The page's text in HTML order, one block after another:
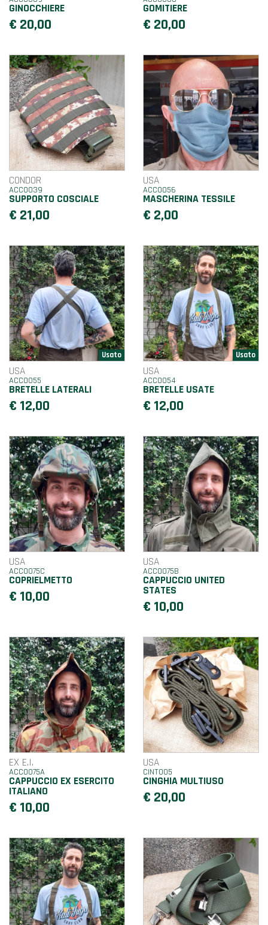
GINOCCHIERE
€ 20,00
GOMITIERE
€ 20,00
CONDOR
ACC0039
SUPPORTO COSCIALE
€ 21,00
USA
ACC0056
MASCHERINA TESSILE
€ 2,00
USA
ACC0055
BRETELLE LATERALI
€ 12,00
USA
ACC0054
BRETELLE USATE
€ 12,00
USA
ACC0075C
COPRIELMETTO
€ 10,00
USA
ACC0075B
CAPPUCCIO UNITED
STATES
€ 10,00
EX E.I.
ACC0075A
CAPPUCCIO EX ESERCITO
ITALIANO
€ 10,00
USA
CINT005
CINGHIA MULTIUSO
€ 20,00